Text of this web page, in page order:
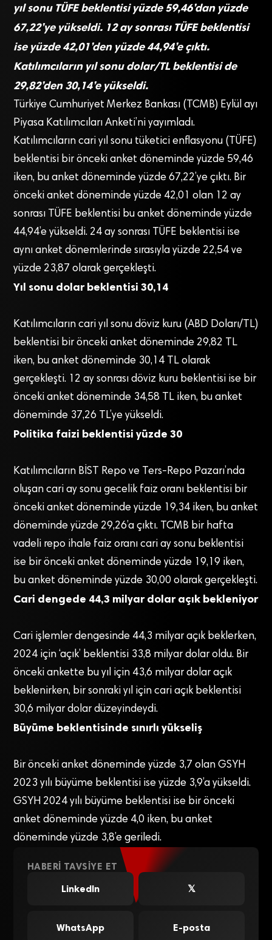
yıl sonu TÜFE beklentisi yüzde 59,46’dan yüzde
67,22’ye yükseldi. 12 ay sonrası TÜFE beklentisi
ise yüzde 42,01’den yüzde 44,94’e çıktı.
Katılımcıların yıl sonu dolar/TL beklentisi de
29,82’den 30,14’e yükseldi.
Türkiye Cumhuriyet Merkez Bankası (TCMB) Eylül ayı
Piyasa Katılımcıları Anketi’ni yayımladı.
Katılımcıların cari yıl sonu tüketici enflasyonu (TÜFE)
beklentisi bir önceki anket döneminde yüzde 59,46
iken, bu anket döneminde yüzde 67,22’ye çıktı. Bir
önceki anket döneminde yüzde 42,01 olan 12 ay
sonrası TÜFE beklentisi bu anket döneminde yüzde
44,94’e yükseldi. 24 ay sonrası TÜFE beklentisi ise
aynı anket dönemlerinde sırasıyla yüzde 22,54 ve
yüzde 23,87 olarak gerçekleşti.
Yıl sonu dolar beklentisi 30,14
Katılımcıların cari yıl sonu döviz kuru (ABD Doları/TL)
beklentisi bir önceki anket döneminde 29,82 TL
iken, bu anket döneminde 30,14 TL olarak
gerçekleşti. 12 ay sonrası döviz kuru beklentisi ise bir
önceki anket döneminde 34,58 TL iken, bu anket
döneminde 37,26 TL’ye yükseldi.
Politika faizi beklentisi yüzde 30
Katılımcıların BİST Repo ve Ters-Repo Pazarı’nda
oluşan cari ay sonu gecelik faiz oranı beklentisi bir
önceki anket döneminde yüzde 19,34 iken, bu anket
döneminde yüzde 29,26’a çıktı. TCMB bir hafta
vadeli repo ihale faiz oranı cari ay sonu beklentisi
ise bir önceki anket döneminde yüzde 19,19 iken,
bu anket döneminde yüzde 30,00 olarak gerçekleşti.
Cari dengede 44,3 milyar dolar açık bekleniyor
Cari işlemler dengesinde 44,3 milyar açık beklerken,
2024 için ‘açık’ beklentisi 33,8 milyar dolar oldu. Bir
önceki ankette bu yıl için 43,6 milyar dolar açık
beklenirken, bir sonraki yıl için cari açık beklentisi
30,6 milyar dolar düzeyindeydi.
Büyüme beklentisinde sınırlı yükseliş
Bir önceki anket döneminde yüzde 3,7 olan GSYH
2023 yılı büyüme beklentisi ise yüzde 3,9’a yükseldi.
GSYH 2024 yılı büyüme beklentisi ise bir önceki
anket döneminde yüzde 4,0 iken, bu anket
döneminde yüzde 3,8’e geriledi.
HABERI TAVSIYE ET
LinkedIn
𝕏
WhatsApp E-posta